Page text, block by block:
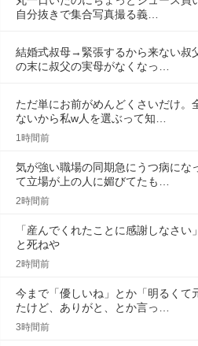
自分抜きで集合写真撮る義…
結婚式叔母→緊張するから来ない叔
の末に叔父の実母がなくなっ…
ただ単にお前がめんどくさいだけ。
ないから私w人を選ぶって知…
1時間前
気が強い職場の同期急にうつ病にな
て立場が上の人に媚びてたも…
2時間前
「産んでくれたことに感謝しなさ
と死ねや
2時間前
今まで「優しいね」とか「明るくて
たけど、ありがと、とか言っ…
3時間前